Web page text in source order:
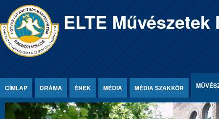
Jump to Content ELTE
CÍMLAP DRÁMA ÉNEK MÉDIA MÉDIA SZAKKÖR